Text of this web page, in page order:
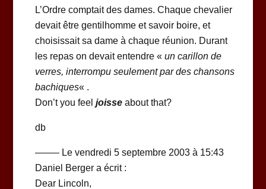
L’Ordre comptait des dames. Chaque chevalier
devait être gentilhomme et savoir boire, et
choisissait sa dame à chaque réunion. Durant
les repas on devait entendre « un carillon de
verres, interrompu seulement par des chansons
bachiques« .
Don’t you feel joisseabout that?
db
——– Le vendredi 5 septembre 2003 à 15:43
Daniel Berger a écrit :
Dear Lincoln,